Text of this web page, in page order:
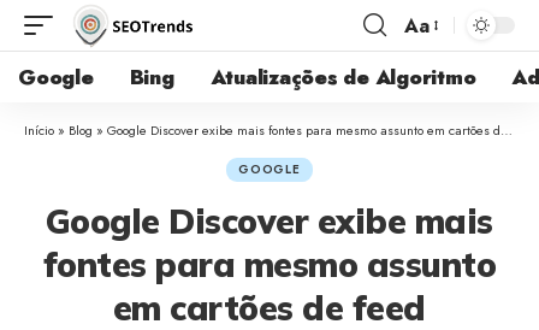
Aa
Google Bing Atualizações de Algoritmo
Início » Blog » Google Discover exibe mais fontes para mesmo assunto em cartões de feed
GOOGLE
Google Discover exibe mais
fontes para mesmo assunto
em cartões de feed